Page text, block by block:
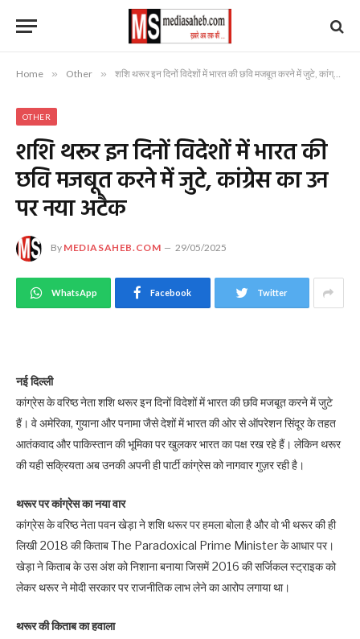
Home » Other » शशि थरूर इन दिनों विदेशों में भारत की छवि मजबूत करने में जुटे, कांग्रेस का उन पर नया अटैक
OTHER
शशि थरूर इन दिनों विदेशों में भारत की
छवि मजबूत करने में जुटे, कांग्रेस का उन
पर नया अटैक
By MEDIASAHEB.COM 29/05/2025
WhatsApp Facebook Twitter
नई दिल्ली
कांग्रेस के वरिष्ठ नेता शशि थरूर इन दिनों विदेशों में भारत की छवि मजबूत करने में जुटे
हैं। वे अमेरिका, गुयाना और पनामा जैसे देशों में भारत की ओर से ऑपरेशन सिंदूर के तहत
आतंकवाद और पाकिस्तान की भूमिका पर खुलकर भारत का पक्ष रख रहे हैं। लेकिन थरूर
की यही सक्रियता अब उनकी अपनी ही पार्टी कांग्रेस को नागवार गुज़र रही है।
थरूर पर कांग्रेस का नया वार
कांग्रेस के वरिष्ठ नेता पवन खेड़ा ने शशि थरूर पर हमला बोला है और वो भी थरूर की ही
लिखी 2018 की किताब The Paradoxical Prime Minister के आधार पर।
खेड़ा ने किताब के उस अंश को निशाना बनाया जिसमें 2016 की सर्जिकल स्ट्राइक को
लेकर थरूर ने मोदी सरकार पर राजनीतिक लाभ लेने का आरोप लगाया था।
थरूर की किताब का हवाला